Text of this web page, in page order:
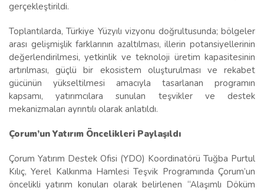
gerçekleştirildi.
Toplantılarda, Türkiye Yüzyılı vizyonu doğrultusunda; bölgeler
arası gelişmişlik farklarının azaltılması, illerin potansiyellerinin
değerlendirilmesi, yetkinlik ve teknoloji üretim kapasitesinin
artırılması, güçlü bir ekosistem oluşturulması ve rekabet
gücünün yükseltilmesi amacıyla tasarlanan programın
kapsamı, yatırımcılara sunulan teşvikler ve destek
mekanizmaları ayrıntılı olarak anlatıldı.
Çorum’un Yatırım Öncelikleri Paylaşıldı
Çorum Yatırım Destek Ofisi (YDO) Koordinatörü Tuğba Purtul
Kılıç, Yerel Kalkınma Hamlesi Teşvik Programında Çorum’un
öncelikli yatırım konuları olarak belirlenen “Alaşımlı Döküm